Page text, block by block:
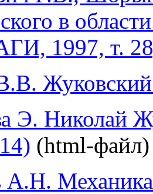
в
1997, т.
В.В.
Э. Николай
(html-файл)
А.Н.